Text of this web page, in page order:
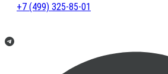
+7 (499) 325-85-01